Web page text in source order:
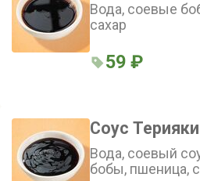
Вода, соевые
сахар
59 ₽
Соус Терияки
Вода, соевый
бобы, пшеница,